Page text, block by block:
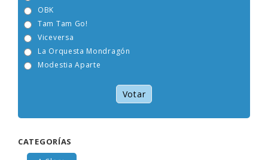
OBK
Tam Tam Go!
Viceversa
La Orquesta Mondragón
Modestia Aparte
Votar
CATEGORÍAS